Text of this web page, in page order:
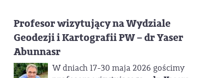
Profesor wizytujący na Wydziale
Geodezji i Kartografii PW – dr Yaser
Abunnasr
W dniach 17-30 maja 2026 gościmy